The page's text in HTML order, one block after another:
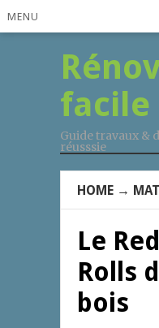
MENU
facile
Guide travaux &
réusssie
HOME →
Le
Rolls
bois